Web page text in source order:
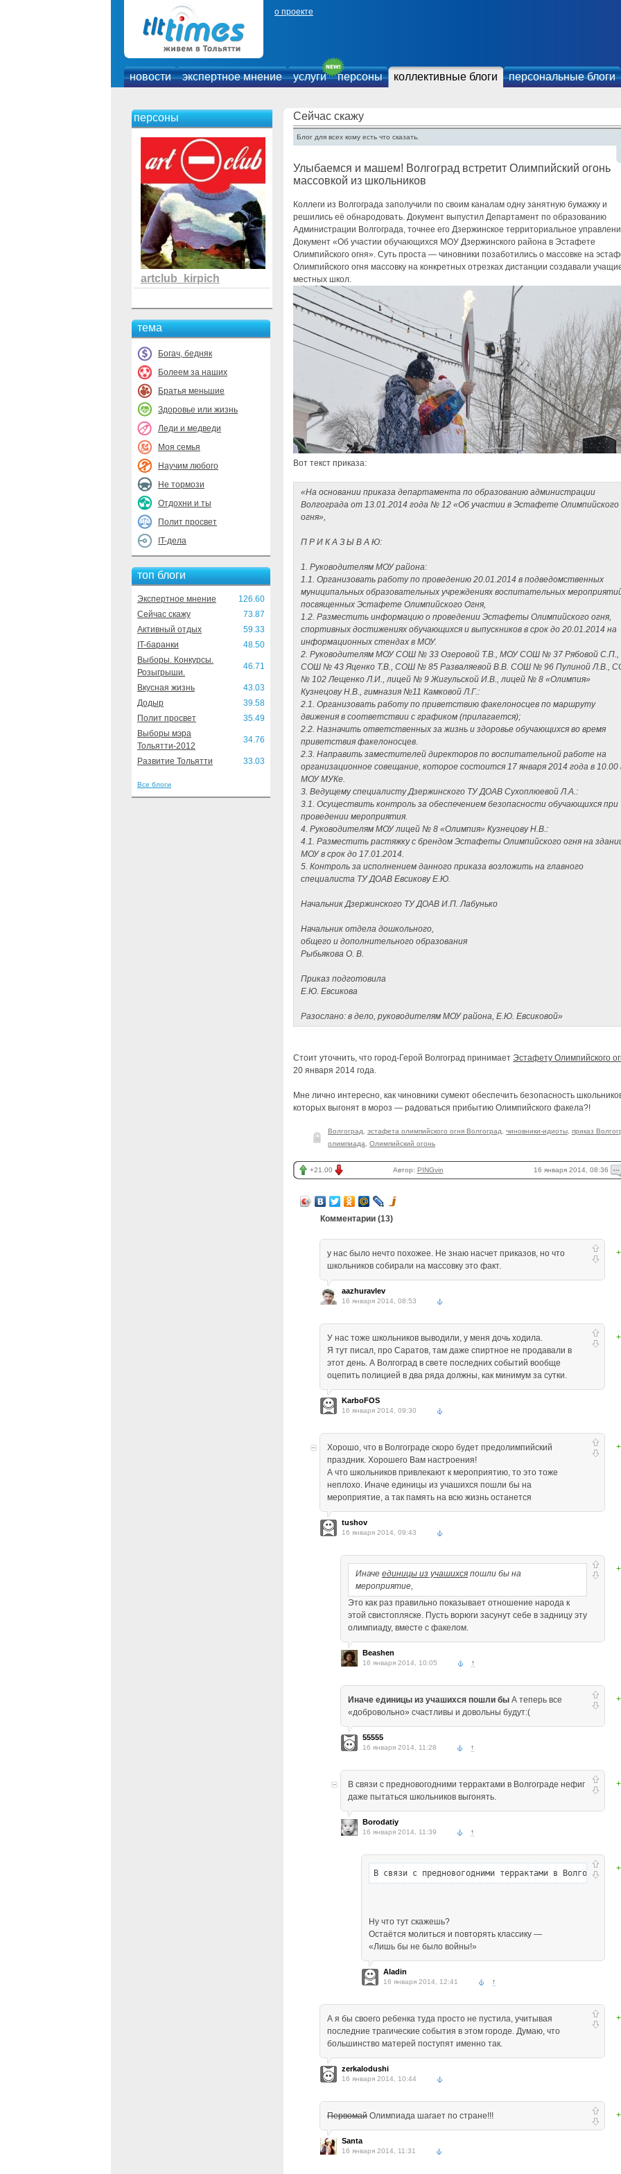
о проекте
новости экспертное мнение услуги персоны коллективные блоги персональные блоги
персоны
artclub_kirpich
тема
Богач, бедняк
Болеем за наших
Братья меньшие
Здоровье или жизнь
Леди и медведи
Моя семья
Научим любого
Не тормози
Отдохни и ты
Полит просвет
IT-дела
топ блоги
Экспертное мнение
126.60
Сейчас скажу
73.87
Активный отдых
59.33
IT-баранки
48.50
Выборы. Конкурсы.
Розыгрыши.
46.71
Вкусная жизнь
43.03
Додыр
39.58
Полит просвет
35.49
Выборы мэра
Тольятти-2012
34.76
Развитие Тольятти 33.03
Все блоги
Сейчас скажу
Блог для всех кому есть что сказать.
Улыбаемся и машем! Волгоград встретит Олимпийский огонь
массовкой из школьников
Коллеги из Волгограда заполучили по своим каналам одну занятную бумажку и
решились её обнародовать. Документ выпустил Департамент по образованию
Администрации Волгограда, точнее его Дзержинское территориальное
Документ «Об участии обучающихся МОУ Дзержинского района в Эстафете
Олимпийского огня». Суть проста — чиновники позаботились о массовке на
Олимпийского огня массовку на конкретных отрезках дистанции создавали
местных школ.
Вот текст приказа:
«На основании приказа департамента по образованию администрации
Волгограда от 13.01.2014 года № 12 «Об участии в Эстафете Олимпийского
огня»,
П Р И К А З Ы В А Ю:
1. Руководителям МОУ района:
1.1. Организовать работу по проведению 20.01.2014 в подведомственных
муниципальных образовательных учреждениях воспитательных
посвященных Эстафете Олимпийского Огня,
1.2. Разместить информацию о проведении Эстафеты Олимпийского огня,
спортивных достижениях обучающихся и выпускников в срок до 20.01.2014 на
информационных стендах в МОУ.
2. Руководителям МОУ СОШ № 33 Озеровой Т.В., МОУ СОШ № 37 Рябовой С.П.,
СОШ № 43 Яценко Т.В., СОШ № 85 Разваляевой В.В. СОШ № 96 Пулиной Л.В.,
№ 102 Лещенко Л.И., лицей № 9 Жигульской И.В., лицей № 8 «Олимпия»
Кузнецову Н.В., гимназия №11 Камковой Л.Г.:
2.1. Организовать работу по приветствию факелоносцев по маршруту
движения в соответствии с графиком (прилагается);
2.2. Назначить ответственных за жизнь и здоровье обучающихся во время
приветствия факелоносцев.
2.3. Направить заместителей директоров по воспитательной работе на
организационное совещание, которое состоится 17 января 2014 года в 10.00
МОУ МУКе.
3. Ведущему специалисту Дзержинского ТУ ДОАВ Сухоплюевой Л.А.:
3.1. Осуществить контроль за обеспечением безопасности обучающихся при
проведении мероприятия.
4. Руководителям МОУ лицей № 8 «Олимпия» Кузнецову Н.В.:
4.1. Разместить растяжку с брендом Эстафеты Олимпийского огня на
МОУ в срок до 17.01.2014.
5. Контроль за исполнением данного приказа возложить на главного
специалиста ТУ ДОАВ Евсикову Е.Ю.
Начальник Дзержинского ТУ ДОАВ И.П. Лабунько
Начальник отдела дошкольного,
общего и дополнительного образования
Рыбьякова О. В.
Приказ подготовила
Е.Ю. Евсикова
Разослано: в дело, руководителям МОУ района, Е.Ю. Евсиковой»
Стоит уточнить, что город-Герой Волгоград принимает Эстафету Олимпийского
20 января 2014 года.
Мне лично интересно, как чиновники сумеют обеспечить безопасность
которых выгонят в мороз — радоваться прибытию Олимпийского факела?!
Волгоград эстафета олимпийского огня Волгоград чиновники-идиоты приказ
олимпиада
Олимпийский огонь
+21.00 Автор: PINGvin 16 января 2014, 08:36
Комментарии (13)
у нас было нечто похожее. Не знаю насчет приказов, но что
школьников собирали на массовку это факт.
aazhuravlev
16 января 2014, 08:53
У нас тоже школьников выводили, у меня дочь ходила.
Я тут писал, про Саратов, там даже спиртное не продавали в
этот день. А Волгоград в свете последних событий вообще
оцепить полицией в два ряда должны, как минимум за сутки.
KarboFOS
16 января 2014, 09:30
Хорошо, что в Волгограде скоро будет предолимпийский
праздник. Хорошего Вам настроения!
А что школьников привлекают к мероприятию, то это тоже
неплохо. Иначе единицы из учашихся пошли бы на
мероприятие, а так память на всю жизнь останется
tushov
16 января 2014, 09:43
Иначе единицы из учашихся пошли бы на
мероприятие,
Это как раз правильно показывает отношение народа к
этой свистопляске. Пусть ворюги засунут себе в задницу эту
олимпиаду, вместе с факелом.
Beashen
16 января 2014, 10:05 ↑
Иначе единицы из учашихся пошли бы А теперь все
«добровольно» счастливы и довольны будут:(
55555
16 января 2014, 11:28 ↑
В связи с предновогодними террактами в Волгограде нефиг
даже пытаться школьников выгонять.
Borodatiy
16 января 2014, 11:39 ↑
В связи с предновогодними террактами в Волгограде
Ну что тут скажешь?
Остаётся молиться и повторять классику —
«Лишь бы не было войны!»
Aladin
16 января 2014, 12:41 ↑
А я бы своего ребенка туда просто не пустила, учитывая
последние трагические события в этом городе. Думаю, что
большинство матерей поступят именно так.
zerkalodushi
16 января 2014, 10:44
Первомай Олимпиада шагает по стране!!!
Santa
16 января 2014, 11:31